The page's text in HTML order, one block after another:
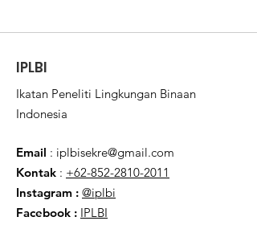
IPLBI
Ikatan Peneliti Lingkungan Binaan
Indonesia
Email : iplbisekre@gmail.com
Kontak : +62-852-2810-2011
Instagram : @iplbi
Facebook : IPLBI